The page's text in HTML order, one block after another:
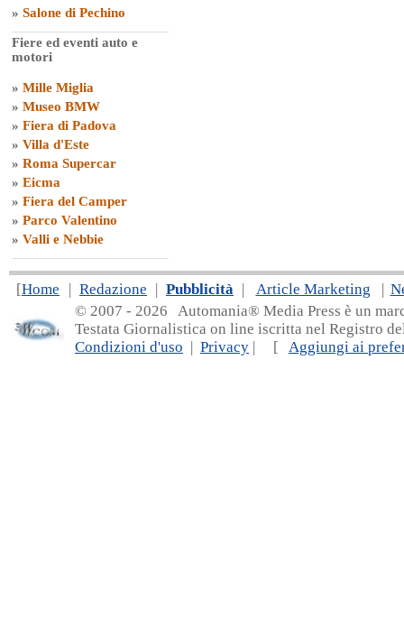
» Salone di Pechino
Fiere ed eventi auto e
motori
» Mille Miglia
» Museo BMW
» Fiera di Padova
» Villa d'Este
» Roma Supercar
» Eicma
» Fiera del Camper
» Parco Valentino
» Valli e Nebbie
[Home | Redazione | Pubblicità | Article Marketing |
© 2007 - 2026 Automania® Media Press è un
Testata Giornalistica on line iscritta nel Registro
Condizioni d'uso | Privacy | [ Aggiungi ai